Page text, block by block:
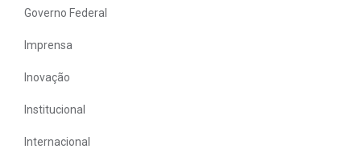
Governo Federal
Imprensa
Inovação
Institucional
Internacional